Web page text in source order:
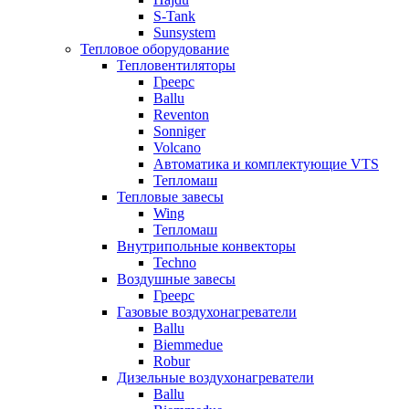
S-Tank
Sunsystem
Тепловое оборудование
Тепловентиляторы
Греерс
Ballu
Reventon
Sonniger
Volcano
Автоматика и комплектующие VTS
Тепломаш
Тепловые завесы
Wing
Тепломаш
Внутрипольные конвекторы
Techno
Воздушные завесы
Греерс
Газовые воздухонагреватели
Ballu
Biemmedue
Robur
Дизельные воздухонагреватели
Ballu